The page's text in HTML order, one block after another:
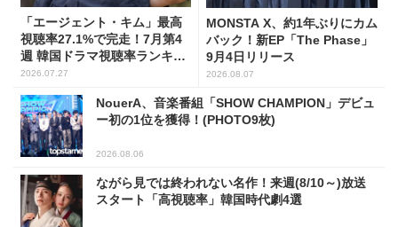
「エージェント・キム」最高
視聴率27.1%で完走！7月第4
週 韓国ドラマ視聴率ランキン
グ
2026.07.27
MONSTA X、約1年ぶりにカム
バック！新EP「The Phase」
9月4日リリース
2026.08.07
NouerA、音楽番組「SHOW CHAMPION」デビュ
ー初の1位を獲得！(PHOTO9枚)
2026.08.06
ながら見では終われない名作！来週(8/10～)放送
スタート「高視聴率」韓国時代劇4選